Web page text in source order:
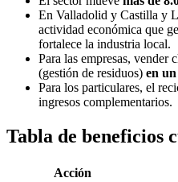
En Valladolid y Castilla y
actividad económica que
fortalece la industria local.
Para las empresas, vender
(gestión de residuos) en
Para los particulares, el
ingresos complementarios.
Tabla de beneficios
Acción